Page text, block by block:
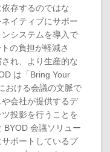
存するのではな
イティブにサポー
システムを導入で
の負担が軽減さ
れ、より生産的な
は「Bring Your
おける会議の文脈で
会社が提供するデ
投影を行うことを
BYOD 会議ソリュー
ポートしているプ